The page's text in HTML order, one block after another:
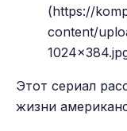
(https://
content/
Этот сериал
жизни